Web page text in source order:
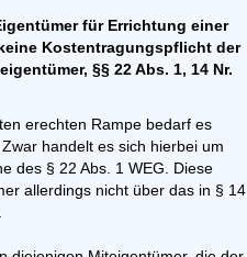
für Errichtung einer
Kostentragungspflicht der
§§ 22 Abs. 1, 14 Nr.
erechten Rampe bedarf es
handelt es sich hierbei um
des § 22 Abs. 1 WEG. Diese
allerdings nicht über das in § 14